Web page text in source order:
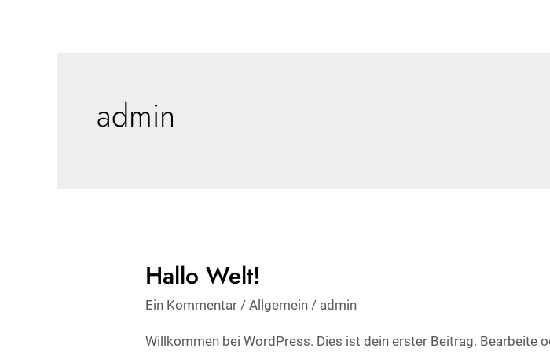
admin
Hallo Welt!
Ein Kommentar /Allgemein / admin
Willkommen bei WordPress. Dies ist dein erster Beitrag. Bearbeite
Hallo